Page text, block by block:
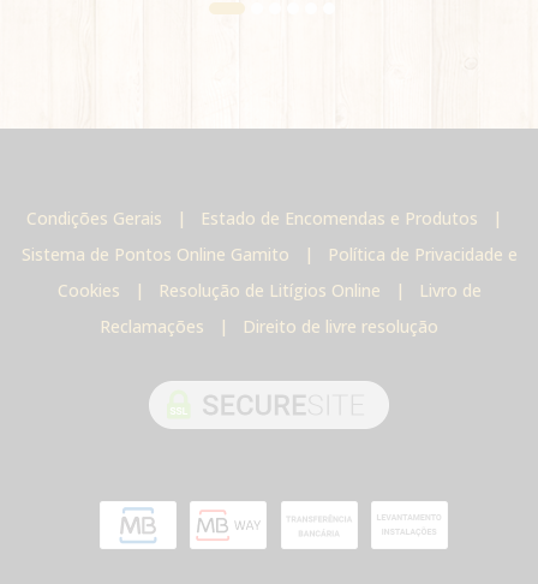
Condições Gerais | Estado de Encomendas e Produtos |
Sistema de Pontos Online Gamito |
Política de Privacidade e
Cookies | Resolução de Litígios Online |
Livro de
Reclamações | Direito de livre resolução